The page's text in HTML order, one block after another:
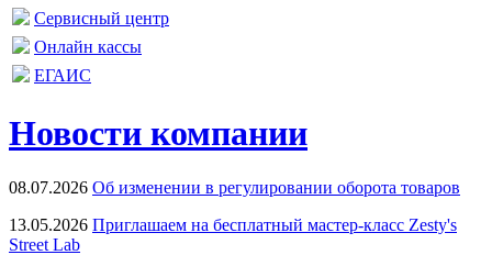
Сервисный центр
Онлайн кассы
ЕГАИС
Новости компании
08.07.2026 Об изменении в регулировании оборота товаров
13.05.2026 Приглашаем на бесплатный мастер-класс Zesty's
Street Lab